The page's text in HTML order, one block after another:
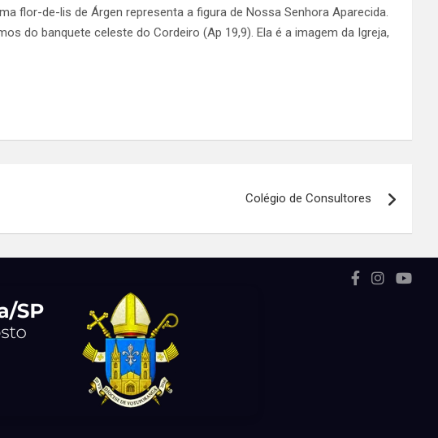
flor-de-lis de Árgen representa a figura de Nossa Senhora Aparecida.
do banquete celeste do Cordeiro (Ap 19,9). Ela é a imagem da Igreja,
Colégio de Consultores